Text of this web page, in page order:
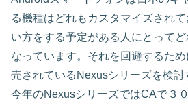
る機種はどれもカスタマイズされ
い方をする予定がある人にとって
なっています。それを回避するた
売されているNexusシリーズを検討
今年のNexusシリーズではCAで３